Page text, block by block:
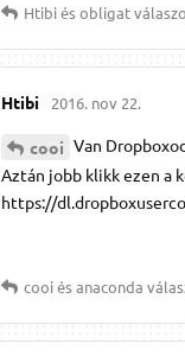
Htibiésobligat
Htibi 2016. nov 22.
cooi Van
Aztán jobb klikk ezen a
https://
cooiésanaconda